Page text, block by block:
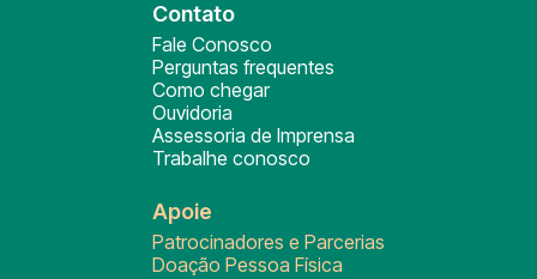
Contato
Fale Conosco
Perguntas frequentes
Como chegar
Ouvidoria
Assessoria de Imprensa
Trabalhe conosco
Apoie
Patrocinadores e Parcerias
Doação Pessoa Física